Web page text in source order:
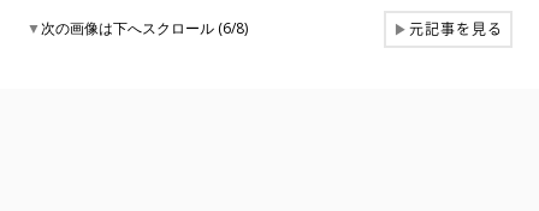
▼次の画像は下へスクロール (6/8) ▶元記事を見る